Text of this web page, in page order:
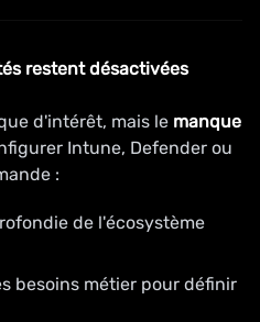
restent désactivées
d'intérêt, mais le manque
Intune, Defender ou
:
de l'écosystème
besoins métier pour définir